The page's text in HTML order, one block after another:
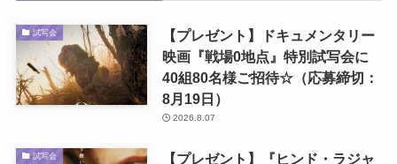
試写会
【プレゼント】ドキュメンタリー
映画『戦場0地点』特別試写会に
40組80名様ご招待☆（応募締切：
8月19日）
2026.8.07
試写会 【プレゼント】『ヒンド・ラジャ